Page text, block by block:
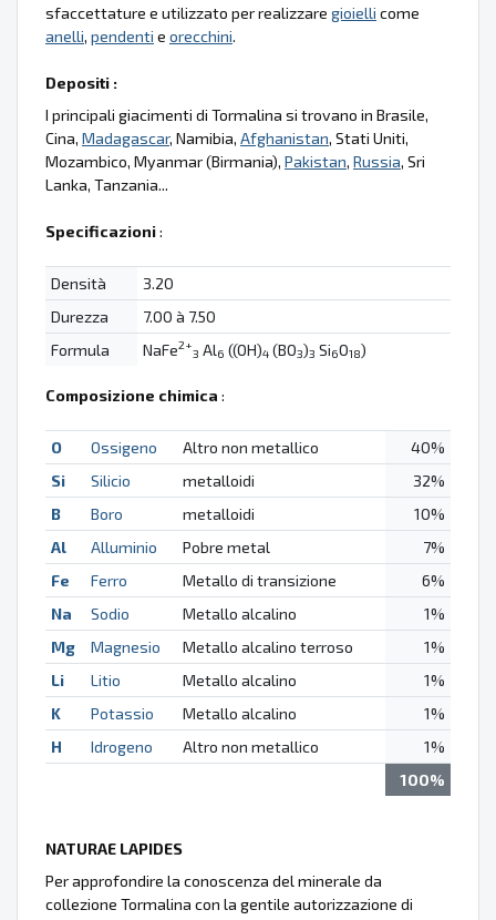
sfaccettature e utilizzato per realizzare gioielli come
anelli, pendenti e orecchini.
Depositi :
I principali giacimenti di Tormalina si trovano in Brasile,
Cina, Madagascar, Namibia, Afghanistan, Stati Uniti,
Mozambico, Myanmar (Birmania), Pakistan, Russia, Sri
Lanka, Tanzania...
Specificazioni:
Densità
3.20
Durezza
7.00 à 7.50
Formula
NaFe2+
3 Al6 ((OH)4 (BO3)3 Si6O18)
Composizione chimica :
O Ossigeno Altro non metallico
40%
Si
Silicio metalloidi
32%
B
Boro metalloidi
10%
Al
Alluminio Pobre metal
7%
Fe
Ferro Metallo di transizione
6%
Na
Sodio Metallo alcalino
1%
Mg
Magnesio Metallo alcalino terroso
1%
Li
Litio Metallo alcalino
1%
K
Potassio Metallo alcalino
1%
H
Idrogeno Altro non metallico
1%
100%
NATURAE LAPIDES
Per approfondire la conoscenza del minerale da
collezione Tormalina con la gentile autorizzazione di